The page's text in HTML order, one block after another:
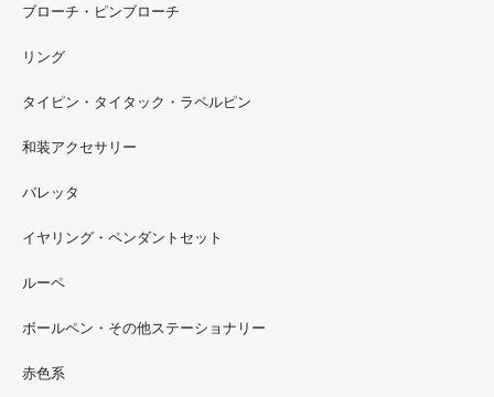
ただ今 東武百貨店船橋店に出展中です。9月20日まで4階
イベントスペースにいます。お近くの方はぜひお越しくだ
螺鈿ソフビでお世話になっているT-BASE銀座ギャラリー
シリーズ』紅里工房螺鈿装飾も展示されています。アクセ
サリーとはまた違った美しさがあると思うのでぜひご覧く
ブローチ・ピンブローチ
リング
タイピン・タイタック・ラペルピン
和装アクセサリー
バレッタ
イヤリング・ペンダントセット
ルーペ
ボールペン・その他ステーショナリー
赤色系